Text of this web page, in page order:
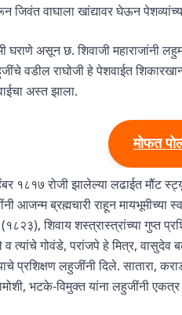
जिवंत वाघाला खांद्यावर घेऊन
घराणे असून छ. शिवाजी महाराजांनी
वडील राघोजी हे पेशवाईत
अस्त झाला.
मोफत
१८१७ रोजी झालेल्या लढाईत मौंट
आजन्म ब्रह्मचारी राहून मायभूमीच्या
शिवाय शस्त्रास्त्रांच्या गुप्त
व त्यांचे गोवंडे, परांजपे हे मित्र,
प्रशिक्षण लहुजींनी दिले. सातारा,
भटके-विमुक्त यांना लहुजींनी